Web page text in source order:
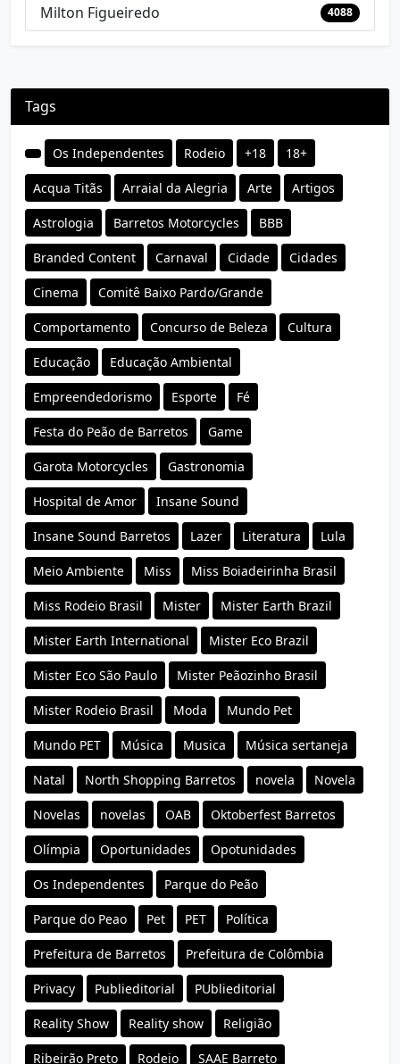
Milton Figueiredo 4088
Tags
Os Independentes Rodeio +18 18+
Acqua Titãs Arraial da Alegria Arte Artigos
Astrologia Barretos Motorcycles BBB
Branded Content Carnaval Cidade Cidades
Cinema Comitê Baixo Pardo/Grande
Comportamento Concurso de Beleza Cultura
Educação Educação Ambiental
Empreendedorismo Esporte Fé
Festa do Peão de Barretos Game
Garota Motorcycles Gastronomia
Hospital de Amor Insane Sound
Insane Sound Barretos Lazer Literatura Lula
Meio Ambiente Miss Miss Boiadeirinha Brasil
Miss Rodeio Brasil Mister Mister Earth Brazil
Mister Earth International Mister Eco Brazil
Mister Eco São Paulo Mister Peãozinho Brasil
Mister Rodeio Brasil Moda Mundo Pet
Mundo PET Música Musica Música sertaneja
Natal North Shopping Barretos novela Novela
Novelas novelas OAB Oktoberfest Barretos
Olímpia Oportunidades Opotunidades
Os Independentes Parque do Peão
Parque do Peao Pet PET Política
Prefeitura de Barretos Prefeitura de Colômbia
Privacy Publieditorial PUblieditorial
Reality Show Reality show Religião
Ribeirão Preto Rodeio SAAE Barreto